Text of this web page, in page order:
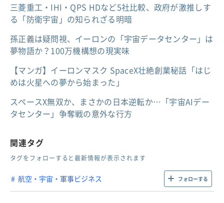
三菱重工・IHI・QPS HDなど5社比較、政府が激推しす
る「防衛宇宙」の知られざる明暗
孫正義は疑問視、イーロンの「宇宙データセンター」は
夢物語か？100万機構想の現実味
【マンガ】イーロンマスク SpaceX壮絶創業秘話「はじ
めは火星への夢から始まった」
スペースX無双か、まさかの日本逆転か…「宇宙AIデー
タセンター」争奪戦の意外な行方
関連タグ
タグをフォローすると最新情報が表示されます
航空・宇宙・軍事ビジネス フォローする